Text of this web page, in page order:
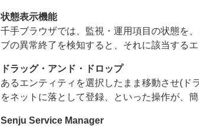
状態表示機能
千手ブラウザでは、監視・運用項目の状態を
ブの異常終了を検知すると、それに該当する
ドラッグ・アンド・ドロップ
あるエンティティを選択したまま移動させ(ド
をネットに落として登録、といった操作が、簡
Senju Service Manager